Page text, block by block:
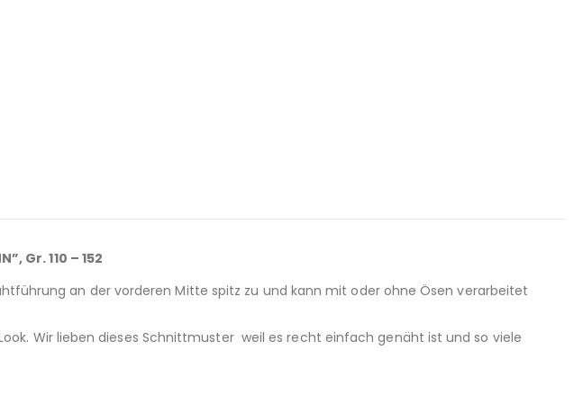
Gr. 110 – 152
an der vorderen Mitte spitz zu und kann mit oder ohne Ösen verarbeitet
Wir lieben dieses Schnittmuster weil es recht einfach genäht ist und so viele